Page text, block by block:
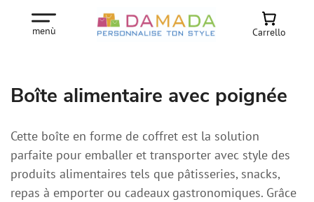
menù Carrello
Boîte alimentaire avec poignée
Cette boîte en forme de coffret est la solution
parfaite pour emballer et transporter avec style des
produits alimentaires tels que pâtisseries, snacks,
repas à emporter ou cadeaux gastronomiques. Grâce